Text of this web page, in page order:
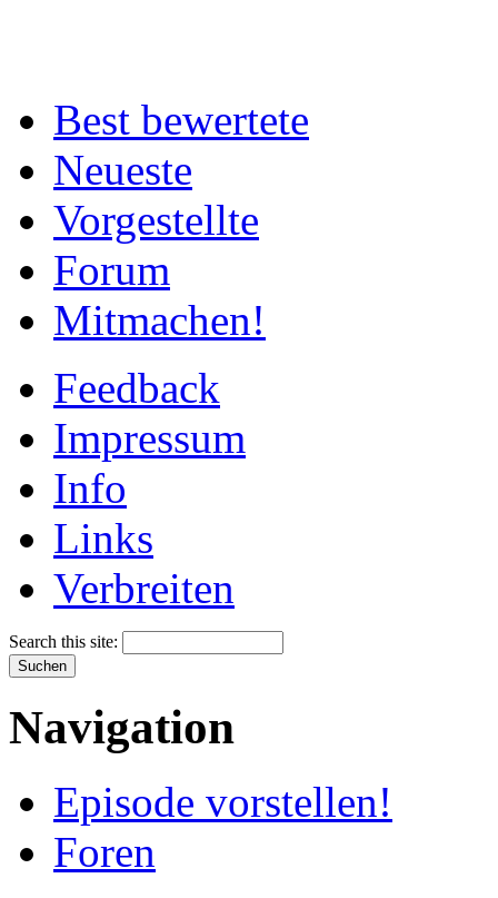
Best bewertete
Neueste
Vorgestellte
Forum
Mitmachen!
Feedback
Impressum
Info
Links
Verbreiten
Search this site:
Navigation
Episode vorstellen!
Foren